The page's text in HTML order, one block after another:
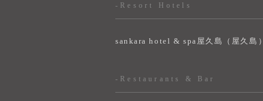
-Resort Hotels
sankara hotel & spa屋久島（屋久島）
-Restaurants & Bar